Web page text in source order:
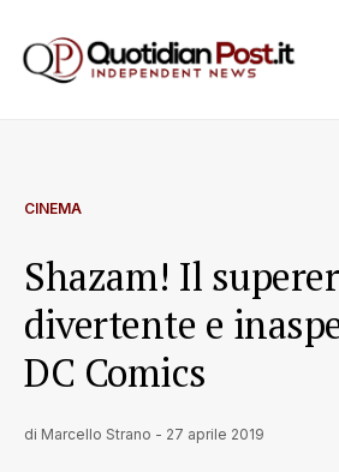
CINEMA
Shazam! Il
divertente e
DC Comics
di Marcello Strano - 27 aprile 2019